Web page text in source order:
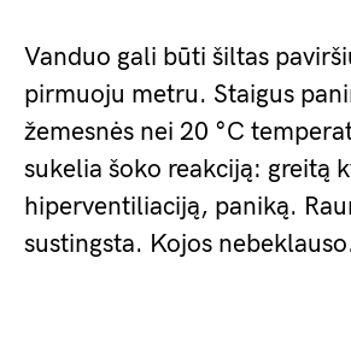
Vanduo gali būti šiltas
pirmuoju metru. Staigus
žemesnės nei 20 °C
sukelia šoko reakciją: greitą
hiperventiliaciją, paniką.
sustingsta. Kojos